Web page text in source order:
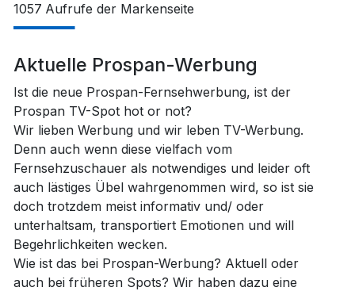
1057 Aufrufe der Markenseite
Aktuelle Prospan-Werbung
Ist die neue Prospan-Fernsehwerbung, ist der
Prospan TV-Spot hot or not?
Wir lieben Werbung und wir leben TV-Werbung.
Denn auch wenn diese vielfach vom
Fernsehzuschauer als notwendiges und leider oft
auch lästiges Übel wahrgenommen wird, so ist sie
doch trotzdem meist informativ und/ oder
unterhaltsam, transportiert Emotionen und will
Begehrlichkeiten wecken.
Wie ist das bei Prospan-Werbung? Aktuell oder
auch bei früheren Spots? Wir haben dazu eine